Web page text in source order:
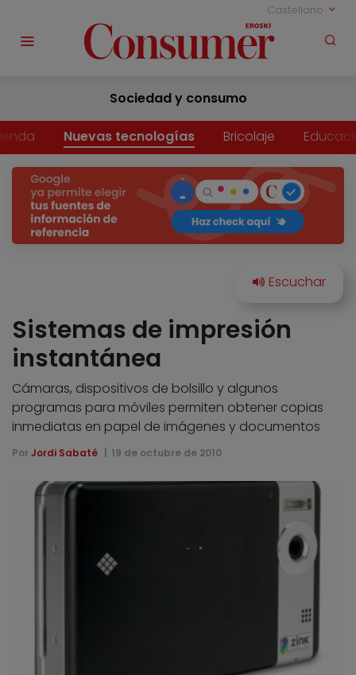
Castellano
Sociedad y consumo
Nuevas tecnologías Bricolaje
Sistemas de impresión
instantánea
Cámaras, dispositivos de bolsillo y algunos
programas para móviles permiten obtener copias
inmediatas en papel de imágenes y documentos
Por Jordi Sabaté 19 de octubre de 2010